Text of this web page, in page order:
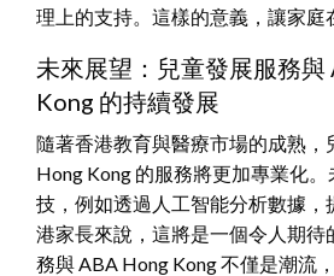
理上的支持。這樣的意義，讓家庭
未來展望：兒童發展服務與
Kong 的持續發展
隨著香港教育與醫療市場的成熟，
Hong Kong 的服務將更加專業化
技，例如透過人工智能分析數據，
港家長來說，這將是一個令人期待
務與 ABA Hong Kong 不僅是潮流